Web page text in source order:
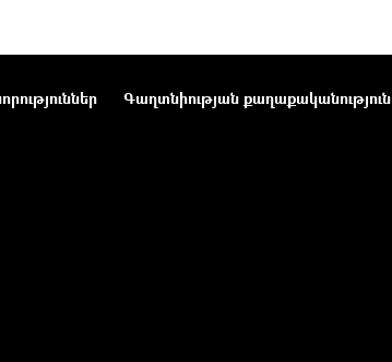
Գաղտնիության քաղաքականություն